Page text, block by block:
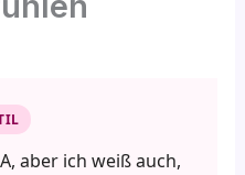
aber ich weiß auch,